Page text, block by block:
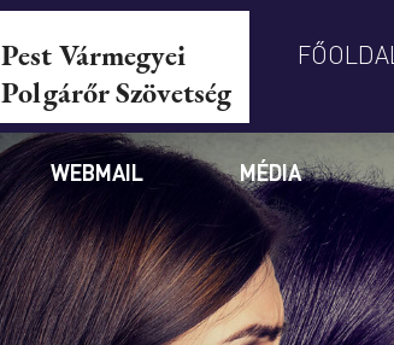
Pest Vármegyei
Polgárőr Szövetség
FŐOLDAL
WEBMAIL MÉDIA